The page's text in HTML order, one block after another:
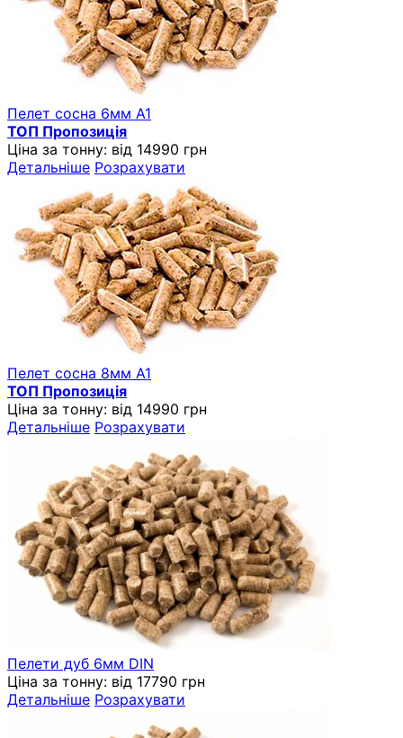
Пелет сосна 6мм A1
ТОП Пропозиція
Ціна за тонну: від 14990 грн
Детальніше Розрахувати
Пелет сосна 8мм A1
ТОП Пропозиція
Ціна за тонну: від 14990 грн
Детальніше Розрахувати
Пелети дуб 6мм DIN
Ціна за тонну: від 17790 грн
Детальніше Розрахувати